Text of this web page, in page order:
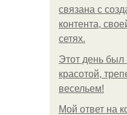
связана с
контента,
сетях.
Этот день был
красотой,
весельем!
Мой ответ на